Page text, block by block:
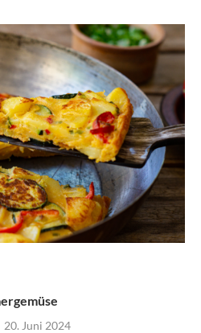
20. Juni 2024